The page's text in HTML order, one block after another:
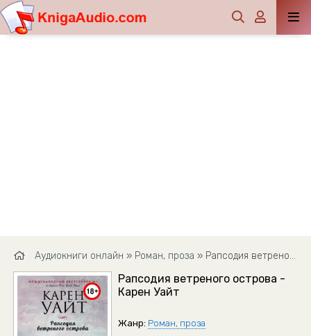
Аудиокниги онлайн » Роман, проза » Рапсодия ветреного острова - Карен Уайт
Рапсодия ветреного острова -
Карен Уайт
Жанр: Роман, проза